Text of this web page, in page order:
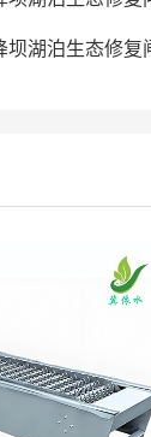
坝湖泊生态修